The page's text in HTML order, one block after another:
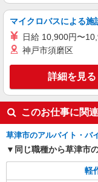
キープ
マイクロバスによる
日給 10,900円〜
神戸市須磨区
詳細を見る
このお仕事に関
草津市のアルバイト・バ
同じ職種から草津市
軽